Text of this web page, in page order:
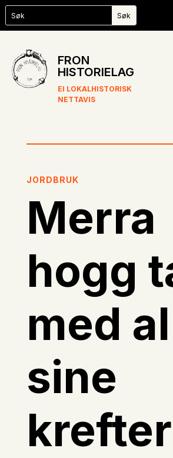
FRON
HISTORIELAG
EI LOKALHISTORISK
NETTAVIS
JORDBRUK
Merra
hogg
med
sine
krefter